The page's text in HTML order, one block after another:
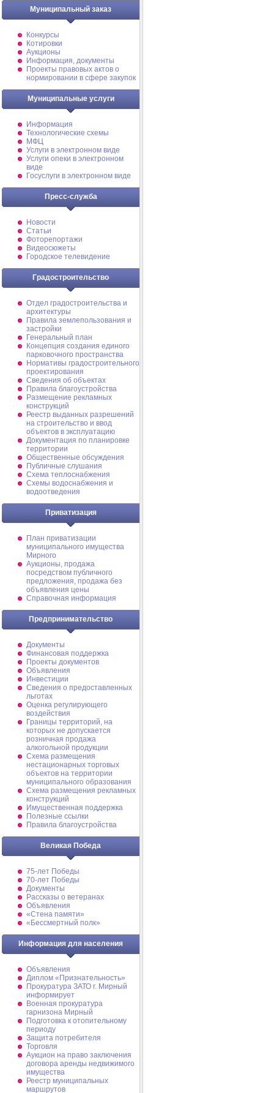
Муниципальный заказ
Конкурсы
Котировки
Аукционы
Информация, документы
Проекты правовых актов о
нормировании в сфере закупок
Муниципальные услуги
Информация
Технологические схемы
МФЦ
Услуги в электронном виде
Услуги опеки в электронном
виде
Госуслуги в электронном виде
Пресс-служба
Новости
Статьи
Фоторепортажи
Видеосюжеты
Городское телевидение
Градостроительство
Отдел градостроительства и
архитектуры
Правила землепользования и
застройки
Генеральный план
Концепция создания единого
парковочного пространства
Нормативы градостроительного
проектирования
Сведения об объектах
Правила благоустройства
Размещение рекламных
конструкций
Реестр выданных разрешений
на строительство и ввод
объектов в эксплуатацию
Документация по планировке
территории
Общественные обсуждения
Публичные слушания
Схема теплоснабжения
Схемы водоснабжения и
водоотведения
Приватизация
План приватизации
муниципального имущества
Мирного
Аукционы, продажа
посредством публичного
предложения, продажа без
объявления цены
Справочная информация
Предпринимательство
Документы
Финансовая поддержка
Проекты документов
Объявления
Инвестиции
Сведения о предоставленных
льготах
Оценка регулирующего
воздействия
Границы территорий, на
которых не допускается
розничная продажа
алкогольной продукции
Схема размещения
нестационарных торговых
объектов на территории
муниципального образования
Схема размещения рекламных
конструкций
Имущественная поддержка
Полезные ссылки
Правила благоустройства
Великая Победа
75-лет Победы
70-лет Победы
Документы
Рассказы о ветеранах
Объявления
«Стена памяти»
«Бессмертный полк»
Информация для населения
Объявления
Диплом «Признательность»
Прокуратура ЗАТО г. Мирный
информирует
Военная прокуратура
гарнизона Мирный
Подготовка к отопительному
периоду
Защита потребителя
Торговля
Аукцион на право заключения
договора аренды недвижимого
имущества
Реестр муниципальных
маршрутов